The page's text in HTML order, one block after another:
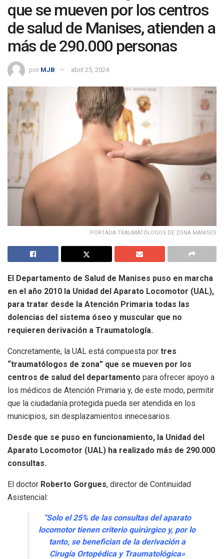
que se mueven por los centros
de salud de Manises, atienden a
más de 290.000 personas
por MJB abril 25, 2024
PORTADA TRAUMATÓLOGOS DE ZONA MANISES
El Departamento de Salud de Manises puso en marcha
en el año 2010 la Unidad del Aparato Locomotor (UAL),
para tratar desde la Atención Primaria todas las
dolencias del sistema óseo y muscular que no
requieren derivación a Traumatología.
Concretamente, la UAL está compuesta por tres
“traumatólogos de zona” que se mueven por los
centros de salud del departamento para ofrecer apoyo a
los médicos de Atención Primaria y, de este modo, permitir
que la ciudadanía protegida pueda ser atendida en los
municipios, sin desplazamientos innecesarios.
Desde que se puso en funcionamiento, la Unidad del
Aparato Locomotor (UAL) ha realizado más de 290.000
consultas.
El doctor Roberto Gorgues, director de Continuidad
Asistencial:
“Solo el 25% de las consultas del aparato
locomotor tienen criterio quirúrgico y, por lo
tanto, se benefician de la derivación a
Cirugía Ortopédica y Traumatológica»